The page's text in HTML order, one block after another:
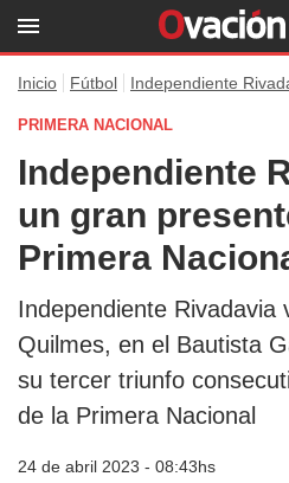
Inicio Fútbol Independiente
PRIMERA NACIONAL
Independiente
un gran
Primera
Independiente Rivadavia
Quilmes, en el Bautista
su tercer triunfo
de la Primera Nacional
24 de abril 2023 - 08:43hs